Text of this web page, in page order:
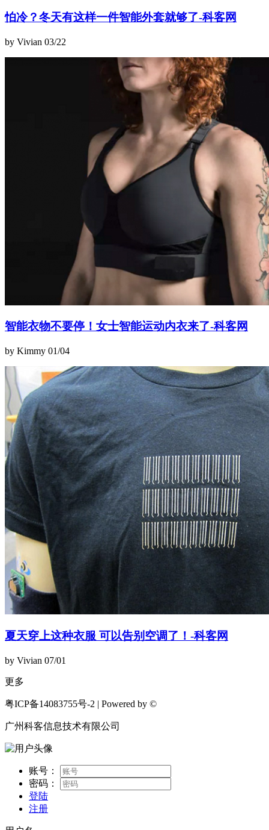
怕冷？冬天有这样一件智能外套就够了-科客网
by Vivian 03/22
智能衣物不要停！女士智能运动内衣来了-科客网
by Kimmy 01/04
夏天穿上这种衣服 可以告别空调了！-科客网
by Vivian 07/01
更多
粤ICP备14083755号-2 | Powered by ©
广州科客信息技术有限公司
账号：
密码：
登陆
注册